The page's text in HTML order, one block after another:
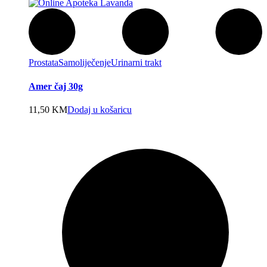
ProstataSamoliječenjeUrinarni trakt
Amer čaj 30g
11,50 KMDodaj u košaricu